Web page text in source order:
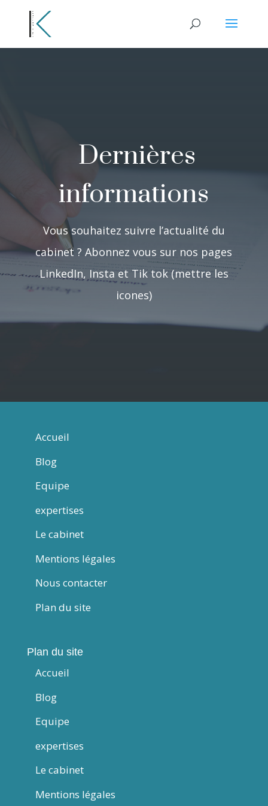
Dernières
informations
Vous souhaitez suivre l’actualité du
cabinet ? Abonnez vous sur nos pages
LinkedIn, Insta et Tik tok (mettre les
icones)
Accueil
Blog
Equipe
expertises
Le cabinet
Mentions légales
Nous contacter
Plan du site
Plan du site
Accueil
Blog
Equipe
expertises
Le cabinet
Mentions légales